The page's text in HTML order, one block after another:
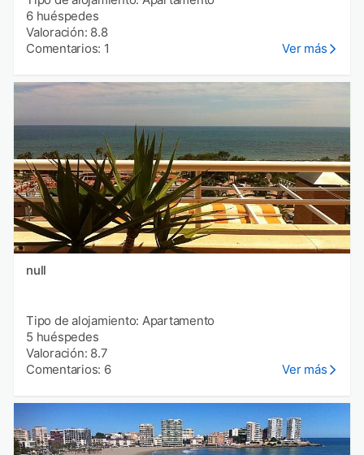
6 huéspedes
Valoración: 8.8
Comentarios: 1
Ver más
null
Tipo de alojamiento: Apartamento
5 huéspedes
Valoración: 8.7
Comentarios: 6
Ver más